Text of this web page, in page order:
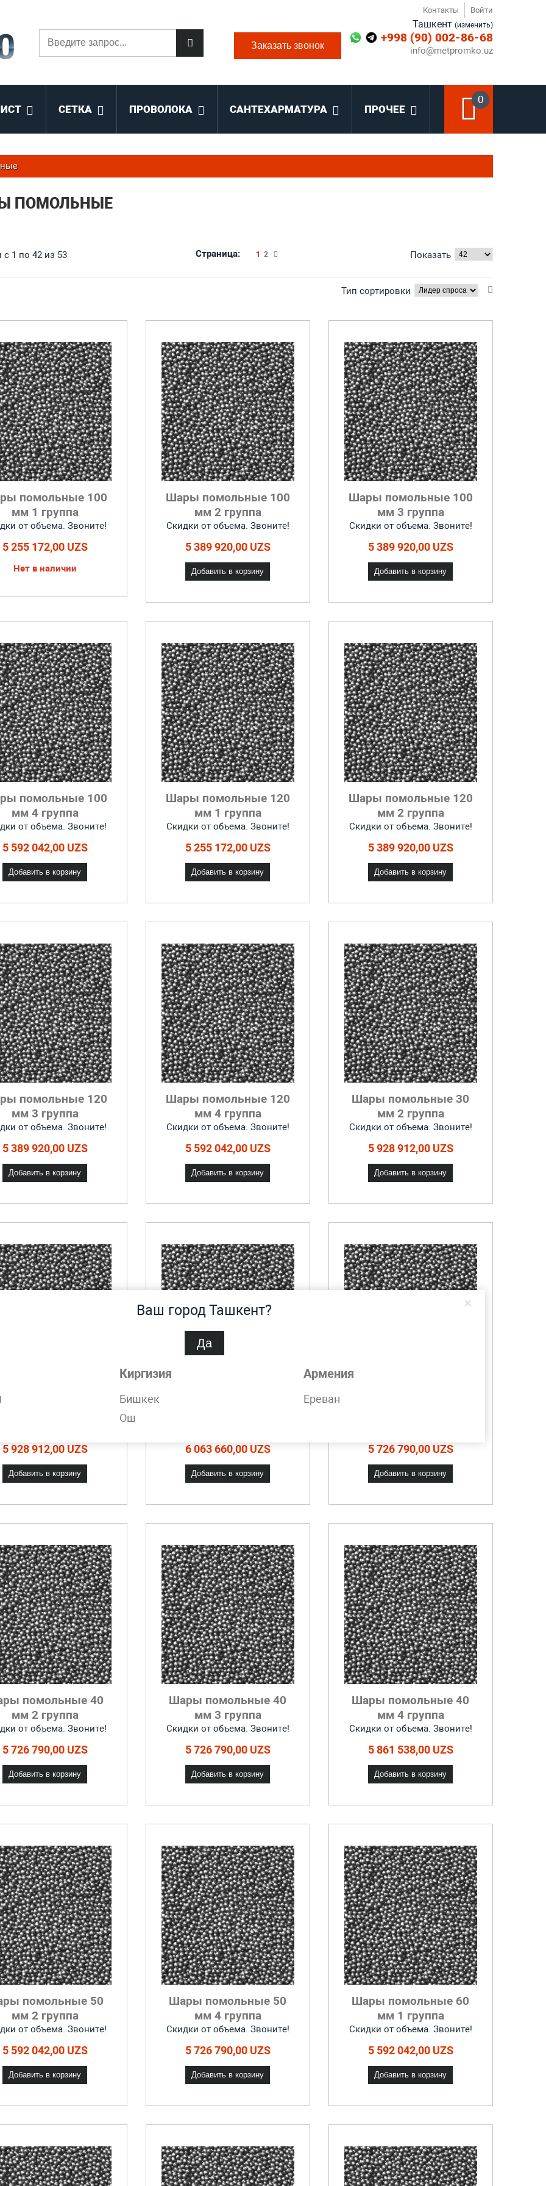
×
Ваш город Ташкент?
Да
Киргизия
Бишкек
Ош
Армения
Ереван
Ташкент (изменить)
+998 (90) 002-86-68
info@metpromko.uz
Контакты Войти
Заказать звонок
0
СЕТКА ПРОВОЛОКА САНТЕХАРМАТУРА ПРОЧЕЕ
ПОМОЛЬНЫЕ
1 по 42 из 53 Показать
Страница: 1 2
Тип сортировки
помольные 100
мм 1 группа
от объема. Звоните!
5 255 172,00 UZS
Нет в наличии
Шары помольные 100
мм 2 группа
Скидки от объема. Звоните!
5 389 920,00 UZS
Добавить в корзину
Шары помольные 100
мм 3 группа
Скидки от объема. Звоните!
5 389 920,00 UZS
Добавить в корзину
помольные 100
мм 4 группа
от объема. Звоните!
5 592 042,00 UZS
Добавить в корзину
Шары помольные 120
мм 1 группа
Скидки от объема. Звоните!
5 255 172,00 UZS
Добавить в корзину
Шары помольные 120
мм 2 группа
Скидки от объема. Звоните!
5 389 920,00 UZS
Добавить в корзину
помольные 120
мм 3 группа
от объема. Звоните!
5 389 920,00 UZS
Добавить в корзину
Шары помольные 120
мм 4 группа
Скидки от объема. Звоните!
5 592 042,00 UZS
Добавить в корзину
Шары помольные 30
мм 2 группа
Скидки от объема. Звоните!
5 928 912,00 UZS
Добавить в корзину
помольные 30
5 928 912,00 UZS
Добавить в корзину
6 063 660,00 UZS
Добавить в корзину
5 726 790,00 UZS
Добавить в корзину
помольные 40
мм 2 группа
от объема. Звоните!
5 726 790,00 UZS
Добавить в корзину
Шары помольные 40
мм 3 группа
Скидки от объема. Звоните!
5 726 790,00 UZS
Добавить в корзину
Шары помольные 40
мм 4 группа
Скидки от объема. Звоните!
5 861 538,00 UZS
Добавить в корзину
помольные 50
мм 2 группа
от объема. Звоните!
5 592 042,00 UZS
Добавить в корзину
Шары помольные 50
мм 4 группа
Скидки от объема. Звоните!
5 726 790,00 UZS
Добавить в корзину
Шары помольные 60
мм 1 группа
Скидки от объема. Звоните!
5 592 042,00 UZS
Добавить в корзину